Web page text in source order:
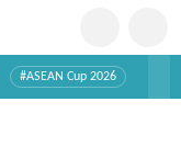
#ASEAN Cup 2026